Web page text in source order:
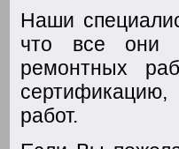
Наши
что все они
ремонтных
сертификацию,
работ.